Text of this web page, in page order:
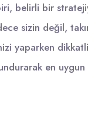
belirli bir
sizin değil,
yaparken
en